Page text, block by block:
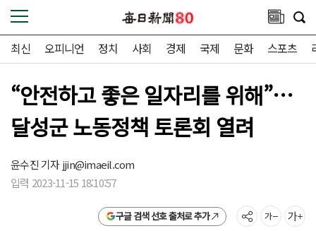
최신 오피니언 정치 사회 경제 국제 문화 스포츠
“안전하고 좋은 일자리를 위해”…
달성군 노동정책 토론회 열려
윤수진 기자jjin@imaeil.com
입력 2023-11-15 18:10:57
구글 검색 선호 출처로 추가